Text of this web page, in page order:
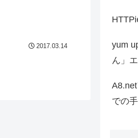
2017.03.14
yum
ん」
での